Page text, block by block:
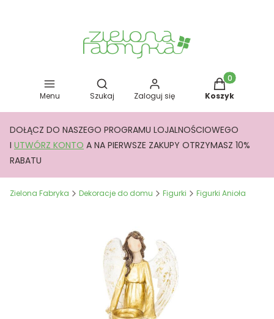
Menu
Otwórz wyszukiwarkę
Szukaj Zaloguj się
Produkty w
Koszyk
DOŁĄCZ DO NASZEGO PROGRAMU LOJALNOŚCIOWEGO
I UTWÓRZ KONTO A NA PIERWSZE ZAKUPY OTRZYMASZ 10%
RABATU
Zielona Fabryka Dekoracje do domu Figurki Figurki Anioła